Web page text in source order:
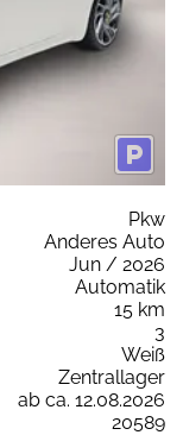
Pkw
Anderes Auto
Jun / 2026
Automatik
15 km
3
Weiß
Zentrallager
ab ca. 12.08.2026
20589